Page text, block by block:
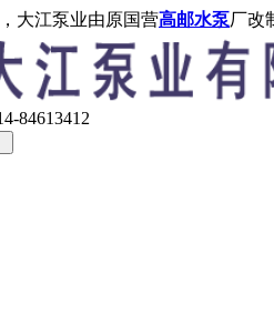
，大江泵业由原国营高邮水泵厂改
84613412